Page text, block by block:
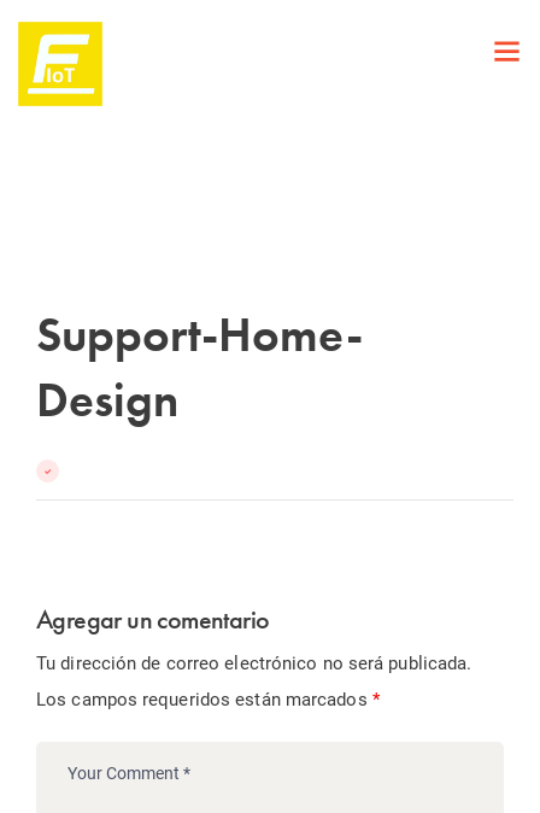
Support-Home-
Design
Agregar un comentario
Tu dirección de correo electrónico no será publicada.
Los campos requeridos están marcados *